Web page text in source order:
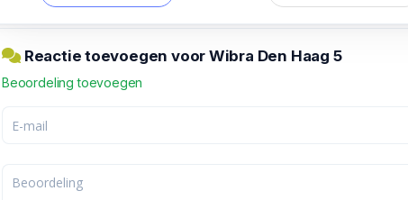
Reactie toevoegen voor Wibra Den Haag 5
Beoordeling toevoegen